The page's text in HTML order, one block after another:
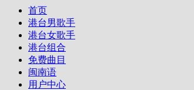
首页
港台男歌手
港台女歌手
港台组合
免费曲目
闽南语
用户中心